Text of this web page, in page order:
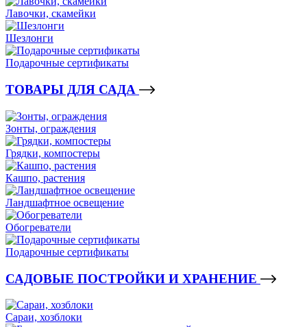
Лавочки, скамейки
Шезлонги
Подарочные сертификаты
ТОВАРЫ ДЛЯ САДА
Зонты, ограждения
Грядки, компостеры
Кашпо, растения
Ландшафтное освещение
Обогреватели
Подарочные сертификаты
САДОВЫЕ ПОСТРОЙКИ И ХРАНЕНИЕ
Сараи, хозблоки